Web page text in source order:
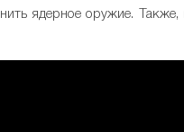
ядерное оружие.